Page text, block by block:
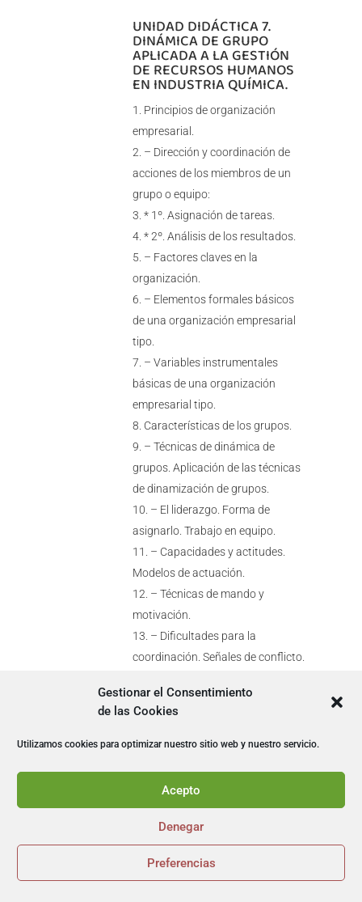
Gestionar el Consentimiento
de las Cookies
Utilizamos cookies para optimizar nuestro sitio web y nuestro servicio.
Acepto
Denegar
Preferencias
UNIDAD DIDÁCTICA 7.
DINÁMICA DE GRUPO
APLICADA A LA GESTIÓN
DE RECURSOS HUMANOS
EN INDUSTRIA QUÍMICA.
Principios de organización
empresarial.
– Dirección y coordinación de
acciones de los miembros de un
grupo o equipo:
* 1º. Asignación de tareas.
* 2º. Análisis de los resultados.
– Factores claves en la
organización.
– Elementos formales básicos
de una organización empresarial
tipo.
– Variables instrumentales
básicas de una organización
empresarial tipo.
Características de los grupos.
– Técnicas de dinámica de
grupos. Aplicación de las técnicas
de dinamización de grupos.
– El liderazgo. Forma de
asignarlo. Trabajo en equipo.
– Capacidades y actitudes.
Modelos de actuación.
– Técnicas de mando y
motivación.
– Dificultades para la
coordinación. Señales de conflicto.
– Preparación de sesiones de
– Técnicas para la dirección de
– Roles especiales en una
– Técnicas de preparación de
una reunión.
– Técnicas de análisis y